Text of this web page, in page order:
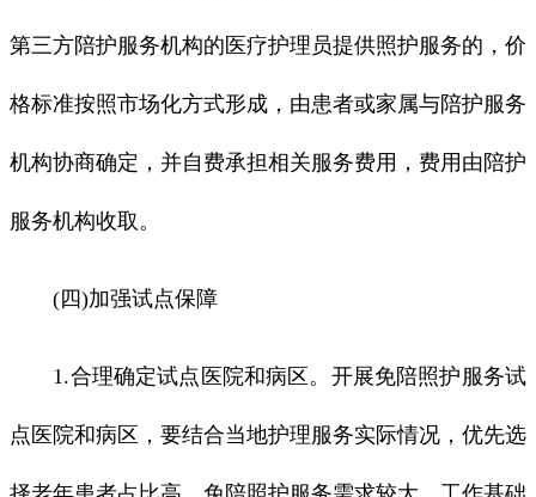
第三方陪护服务机构的医疗护理员提供照护服务的，价
格标准按照市场化方式形成，由患者或家属与陪护服务
机构协商确定，并自费承担相关服务费用，费用由陪护
服务机构收取。
(四)加强试点保障
1.合理确定试点医院和病区。开展免陪照护服务试
点医院和病区，要结合当地护理服务实际情况，优先选